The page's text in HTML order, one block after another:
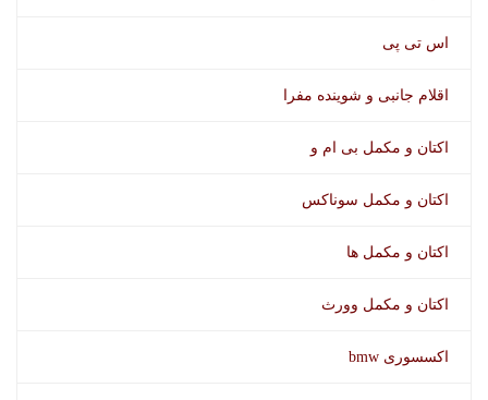
اس تی پی
اقلام جانبی و شوینده مفرا
اکتان و مکمل بی ام و
اکتان و مکمل سوناکس
اکتان و مکمل ها
اکتان و مکمل وورث
اکسسوری bmw
اسپری لاستیک کوییک کلین